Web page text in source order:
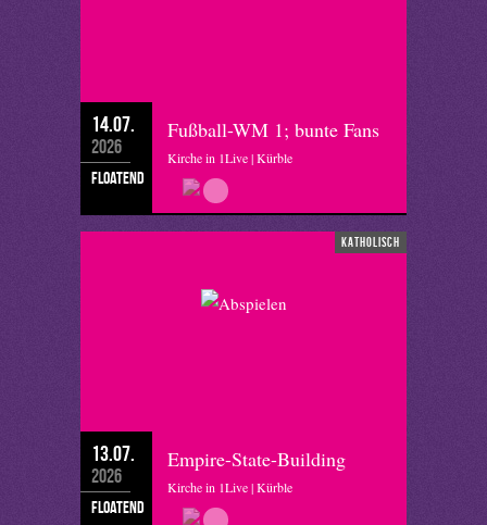
14.07.
2026
floatend
Fußball-WM 1; bunte Fans
Kirche in 1Live | Kürble
katholisch
13.07.
2026
floatend
Empire-State-Building
Kirche in 1Live | Kürble